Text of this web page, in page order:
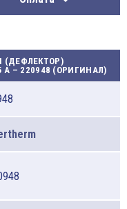
(ДЕФЛЕКТОР)
A – 220948 (ОРИГИНАЛ)